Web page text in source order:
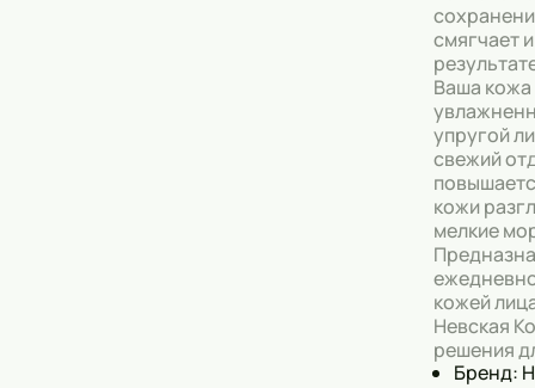
смягчает
Ваша кожа
упругой
свежий
кожи
мелкие
кожей
Невская
решения
Бренд: